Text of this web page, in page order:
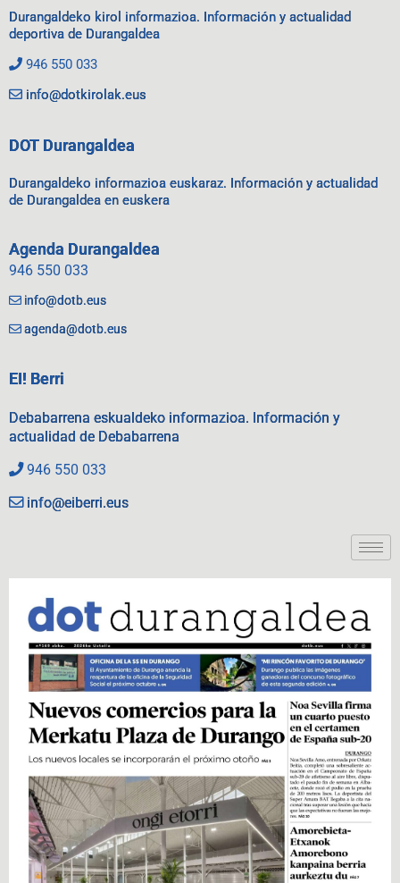
Durangaldeko kirol informazioa. Información y actualidad
deportiva de Durangaldea
946 550 033
info@dotkirolak.eus
DOT Durangaldea
Durangaldeko informazioa euskaraz. Información y actualidad
de Durangaldea en euskera
Agenda Durangaldea
946 550 033
info@dotb.eus
agenda@dotb.eus
EI! Berri
Debabarrena eskualdeko informazioa. Información y
actualidad de Debabarrena
946 550 033
info@eiberri.eus